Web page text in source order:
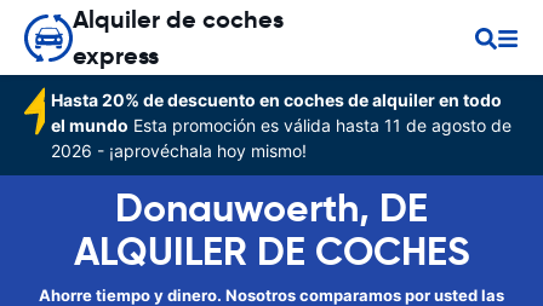
Alquiler de coches
express
Hasta 20% de descuento en coches de alquiler en todo
el mundo Esta promoción es válida hasta 11 de agosto de
2026 - ¡aprovéchala hoy mismo!
Donauwoerth, DE
ALQUILER DE COCHES
Ahorre tiempo y dinero. Nosotros comparamos por usted las